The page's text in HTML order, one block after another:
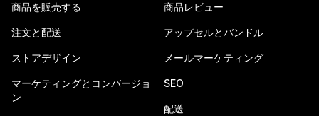
商品を販売する
注文と配送
ストアデザイン
マーケティングとコンバージョ
ン
商品レビュー
アップセルとバンドル
メールマーケティング
SEO
配送